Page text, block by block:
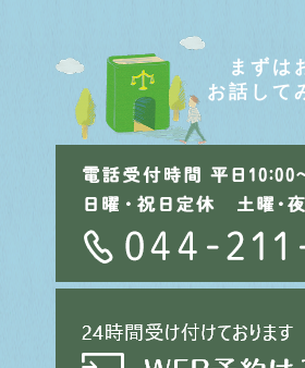
まずは
お話して